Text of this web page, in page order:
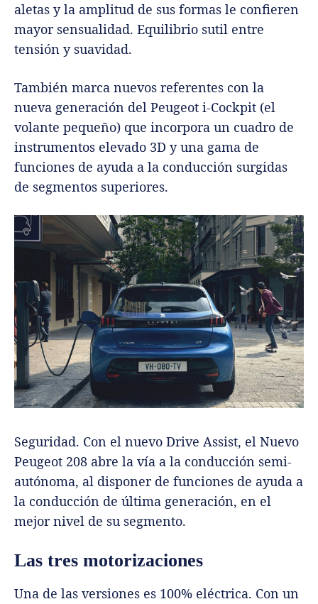
aletas y la amplitud de sus formas le confieren
mayor sensualidad. Equilibrio sutil entre
tensión y suavidad.
También marca nuevos referentes con la
nueva generación del Peugeot i-Cockpit (el
volante pequeño) que incorpora un cuadro de
instrumentos elevado 3D y una gama de
funciones de ayuda a la conducción surgidas
de segmentos superiores.
Seguridad. Con el nuevo Drive Assist, el Nuevo
Peugeot 208 abre la vía a la conducción semi-
autónoma, al disponer de funciones de ayuda a
la conducción de última generación, en el
mejor nivel de su segmento.
Las tres motorizaciones
Una de las versiones es 100% eléctrica. Con un